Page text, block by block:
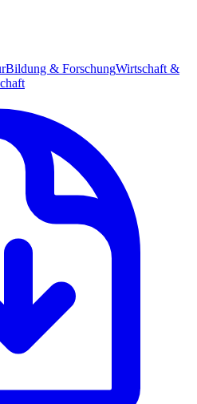
Bildung & ForschungWirtschaft &